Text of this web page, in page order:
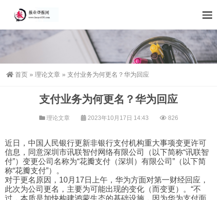
首页 » 理论文章 » 支付业务为何更名？华为回应
支付业务为何更名？华为回应
理论文章 2023年10月17日 14:43 826
近日，中国人民银行更新非银行支付机构重大事项变更许可
信息，同意深圳市讯联智付网络有限公司（以下简称“讯联智
付”）变更公司名称为“花瓣支付（深圳）有限公司”（以下简
称“花瓣支付”）。
对于更名原因，10月17日上午，华为方面对第一财经回应，
此次为公司更名，主要为可能出现的变化（而变更）。“不
过，本质是加快构建鸿蒙生态的基础设施，因为华为支付面